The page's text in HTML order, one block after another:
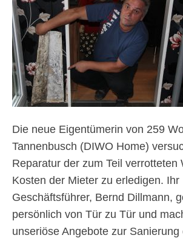
Die neue Eigentümerin von 259
Tannenbusch (DIWO Home)
Reparatur der zum Teil verrotteten
Kosten der Mieter zu erledigen. Ihr
Geschäftsführer, Bernd Dillmann,
persönlich von Tür zu Tür und
unseriöse Angebote zur Sanierung